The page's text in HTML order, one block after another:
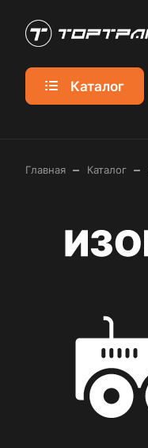
Каталог
Главная – Каталог –